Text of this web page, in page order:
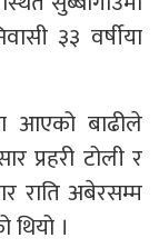
३३ वर्षीया
आएको बाढीले
प्रहरी टोली र
राति अबेरसम्म
।